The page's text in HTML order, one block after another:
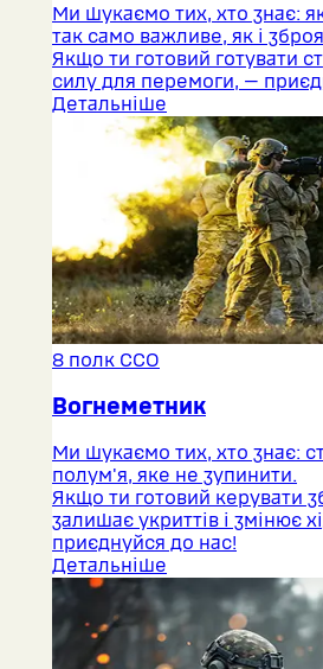
Ми шукаємо тих, хто знає:
так само важливе, як і
Якщо ти готовий готувати
силу для перемоги, —
Детальніше
8 полк ССО
Вогнеметник
Ми шукаємо тих, хто знає:
полум'я, яке не зупинити.
Якщо ти готовий керувати
залишає укриттів і змінює
приєднуйся до нас!
Детальніше